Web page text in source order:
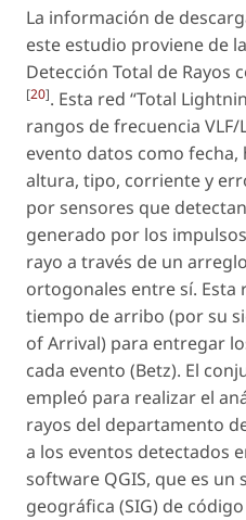
La información de
este estudio proviene de
Detección Total de Rayos
[20]. Esta red “Total
rangos de frecuencia
evento datos como
altura, tipo, corriente y
por sensores que
generado por los
rayo a través de un
ortogonales entre sí. Esta
tiempo de arribo (por su
of Arrival) para entregar
cada evento (Betz). El
empleó para realizar el
rayos del departamento
a los eventos detectados
software QGIS, que es
geográfica (SIG) de